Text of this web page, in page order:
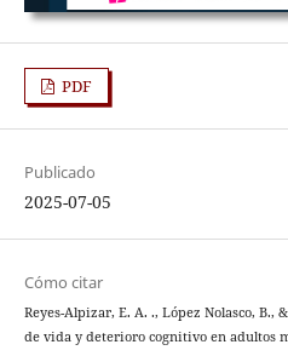
PDF
Publicado
2025-07-05
Cómo citar
Reyes-Alpizar, E. A. ., López Nolasco, B.,
de vida y deterioro cognitivo en adultos